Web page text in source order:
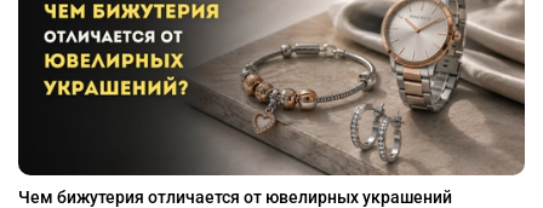
Чем бижутерия отличается от ювелирных украшений